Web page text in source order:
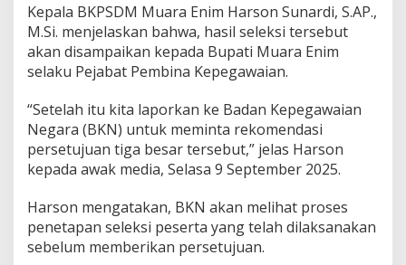
m
k
a
b
M
a
r
a
E
n
m
Kepala BKPSDM Muara Enim Harson Sunardi, S.AP.,
M.Si. menjelaskan bahwa, hasil seleksi tersebut
akan disampaikan kepada Bupati Muara Enim
selaku Pejabat Pembina Kepegawaian.
“Setelah itu kita laporkan ke Badan Kepegawaian
Negara (BKN) untuk meminta rekomendasi
persetujuan tiga besar tersebut,” jelas Harson
kepada awak media, Selasa 9 September 2025.
Harson mengatakan, BKN akan melihat proses
penetapan seleksi peserta yang telah dilaksanakan
sebelum memberikan persetujuan.